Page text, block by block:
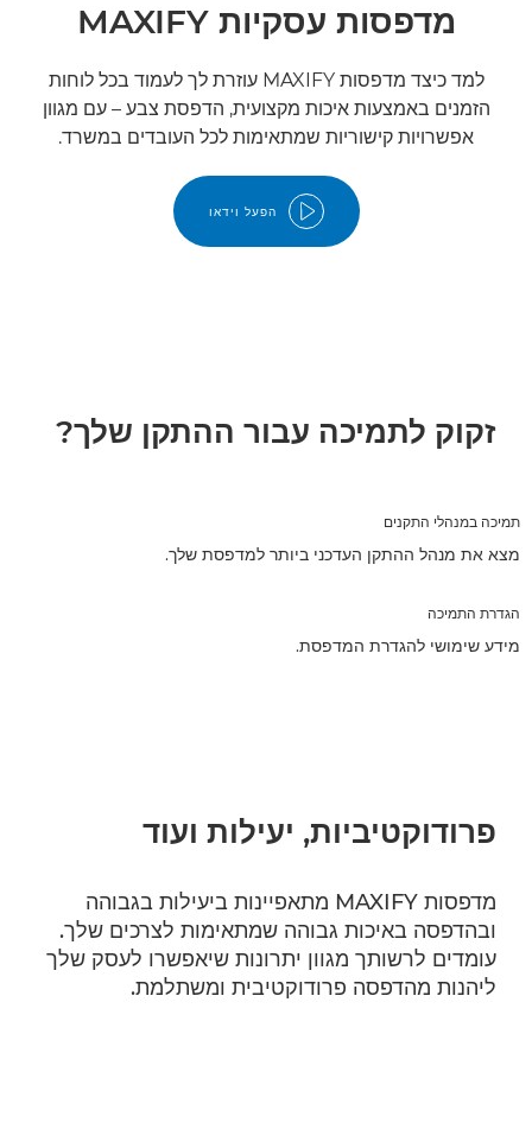
מדפסות עסקיות MAXIFY
למד כיצד מדפסות MAXIFY עוזרת לך לעמוד בכל לוחות
הזמנים באמצעות איכות מקצועית, הדפסת צבע – עם מגוון
אפשרויות קישוריות שמתאימות לכל העובדים במשרד.
הפעל וידאו
זקוק לתמיכה עבור ההתקן שלך?
תמיכה במנהלי התקנים
מצא את מנהל ההתקן העדכני ביותר למדפסת שלך.
הגדרת התמיכה
מידע שימושי להגדרת המדפסת.
פרודוקטיביות, יעילות ועוד
מדפסות MAXIFY מתאפיינות ביעילות בגבוהה
ובהדפסה באיכות גבוהה שמתאימות לצרכים שלך.
עומדים לרשותך מגוון יתרונות שיאפשרו לעסק שלך
ליהנות מהדפסה פרודוקטיבית ומשתלמת.